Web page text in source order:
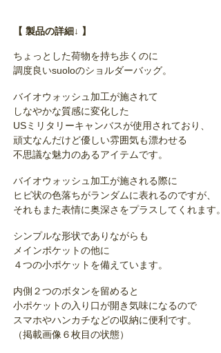
【 製品の詳細↓ 】
ちょっとした荷物を持ち歩くのに
調度良いsuoloのショルダーバッグ。
バイオウォッシュ加工が施されて
しなやかな質感に変化した
USミリタリーキャンバスが使用されており、
頑丈なんだけど優しい雰囲気も漂わせる
不思議な魅力のあるアイテムです。
バイオウォッシュ加工が施される際に
ヒビ状の色落ちがランダムに表れるのですが、
それもまた表情に奥深さをプラスしてくれます。
シンプルな形状でありながらも
メインポケットの他に
４つの小ポケットを備えています。
内側２つのボタンを留めると
小ポケットの入り口が開き気味になるので
スマホやハンカチなどの収納に便利です。
（掲載画像６枚目の状態）